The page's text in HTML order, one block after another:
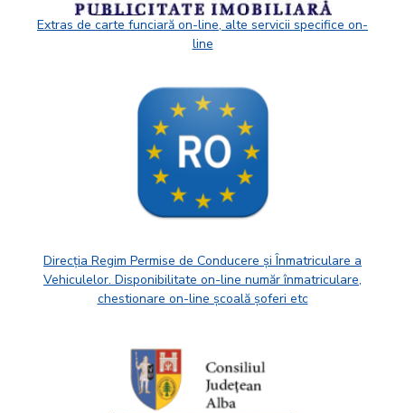
Extras de carte funciară on-line, alte servicii specifice on-
line
Direcția Regim Permise de Conducere și Înmatriculare a
Vehiculelor. Disponibilitate on-line număr înmatriculare,
chestionare on-line școală șoferi etc